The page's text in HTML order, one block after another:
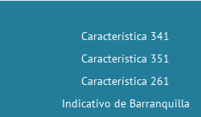
Característica 341
Característica 351
Característica 261
Indicativo de Barranquilla